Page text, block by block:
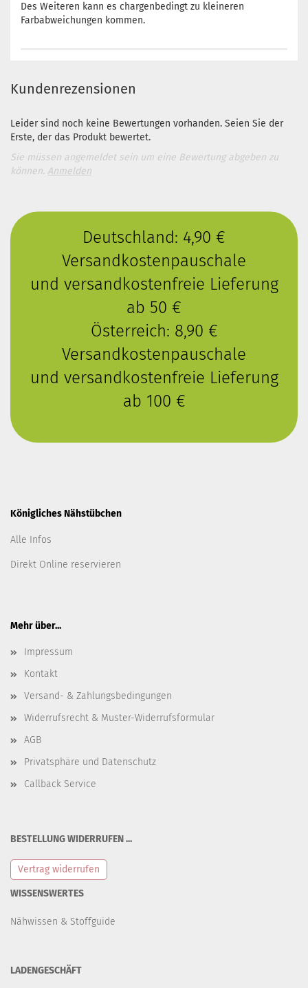
Des Weiteren kann es chargenbedingt zu kleineren
Farbabweichungen kommen.
Kundenrezensionen
Leider sind noch keine Bewertungen vorhanden. Seien Sie der
Erste, der das Produkt bewertet.
Sie müssen angemeldet sein um eine Bewertung abgeben zu
können. Anmelden
Deutschland: 4,90 €
Versandkostenpauschale
und versandkostenfreie Lieferung
ab 50 €
Österreich: 8,90 €
Versandkostenpauschale
und versandkostenfreie Lieferung
ab 100 €
Königliches Nähstübchen
Alle Infos
Direkt Online reservieren
Mehr über...
Impressum
Kontakt
Versand- & Zahlungsbedingungen
Widerrufsrecht & Muster-Widerrufsformular
AGB
Privatsphäre und Datenschutz
Callback Service
BESTELLUNG WIDERRUFEN ...
Vertrag widerrufen
WISSENSWERTES
Nähwissen & Stoffguide
LADENGESCHÄFT